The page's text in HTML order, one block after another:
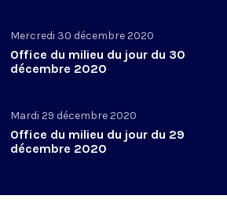
Mercredi 30 décembre 2020
Office du milieu du jour du 30
décembre 2020
Mardi 29 décembre 2020
Office du milieu du jour du 29
décembre 2020